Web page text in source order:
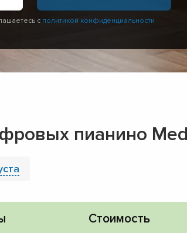
с политикой конфиденциальности
пианино
Стоимость